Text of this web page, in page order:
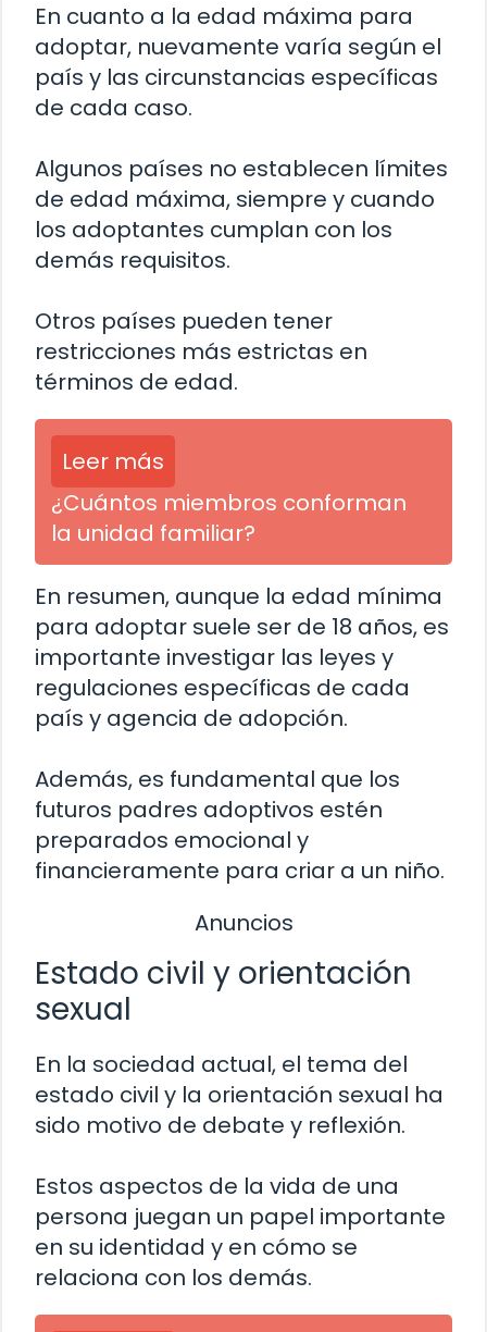
En cuanto a la edad máxima para
adoptar, nuevamente varía según el
país y las circunstancias específicas
de cada caso.
Algunos países no establecen límites
de edad máxima, siempre y cuando
los adoptantes cumplan con los
demás requisitos.
Otros países pueden tener
restricciones más estrictas en
términos de edad.
Leer más
¿Cuántos miembros conforman
la unidad familiar?
En resumen, aunque la edad mínima
para adoptar suele ser de 18 años, es
importante investigar las leyes y
regulaciones específicas de cada
país y agencia de adopción.
Además, es fundamental que los
futuros padres adoptivos estén
preparados emocional y
financieramente para criar a un niño.
Anuncios
Estado civil y orientación
sexual
En la sociedad actual, el tema del
estado civil y la orientación sexual ha
sido motivo de debate y reflexión.
Estos aspectos de la vida de una
persona juegan un papel importante
en su identidad y en cómo se
relaciona con los demás.